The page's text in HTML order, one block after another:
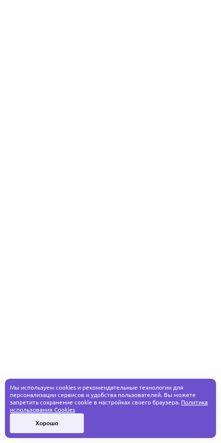
Мы используем cookies и рекомендательные технологии для
персонализации сервисов и удобства пользователей. Вы можете
запретить сохранение cookie в настройках своего браузера. Политика
использования Cookies
Хорошо